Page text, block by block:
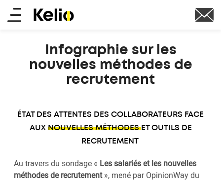
Aller
auMain
Infographie sur les
nouvelles méthodes de
recrutement
ÉTAT DES ATTENTES DES COLLABORATEURS FACE
AUX NOUVELLES MÉTHODES ET OUTILS DE
RECRUTEMENT
Au travers du sondage « Les salariés et les nouvelles
méthodes de recrutement», mené par OpinionWay du